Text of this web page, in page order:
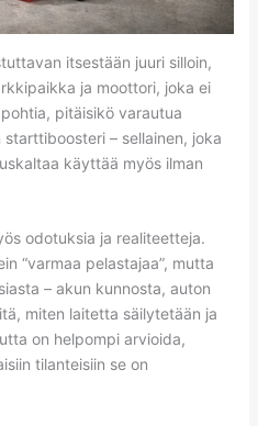
itsestään juuri silloin,
ja moottori, joka ei
pitäisikö varautua
– sellainen, joka
käyttää myös ilman
odotuksia ja realiteetteja.
“varmaa pelastajaa”, mutta
– akun kunnosta, auton
miten laitetta säilytetään ja
on helpompi arvioida,
tilanteisiin se on